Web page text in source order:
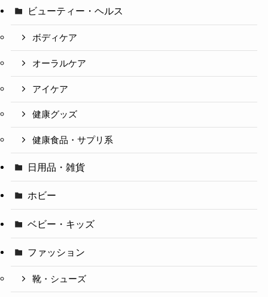
ビューティー・ヘルス
ボディケア
オーラルケア
アイケア
健康グッズ
健康食品・サプリ系
日用品・雑貨
ホビー
ベビー・キッズ
ファッション
靴・シューズ